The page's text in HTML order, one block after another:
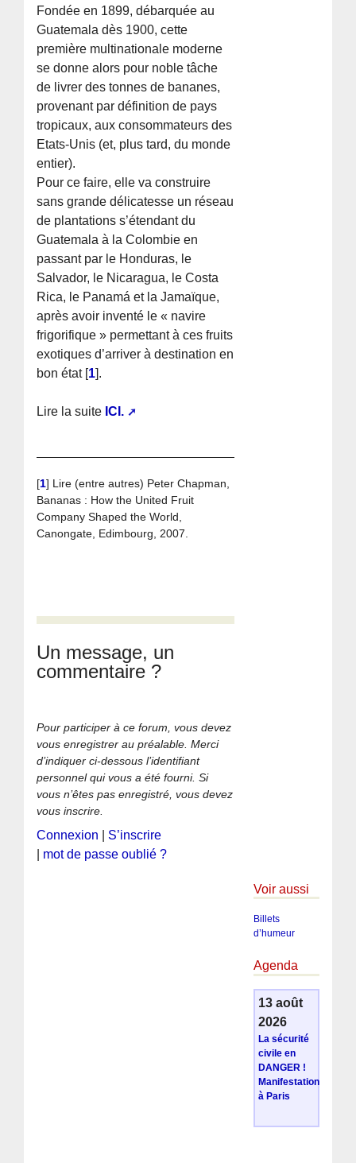
Fondée en 1899, débarquée au
Guatemala dès 1900, cette
première multinationale moderne
se donne alors pour noble tâche
de livrer des tonnes de bananes,
provenant par définition de pays
tropicaux, aux consommateurs des
Etats-Unis (et, plus tard, du monde
entier).
Pour ce faire, elle va construire
sans grande délicatesse un réseau
de plantations s’étendant du
Guatemala à la Colombie en
passant par le Honduras, le
Salvador, le Nicaragua, le Costa
Rica, le Panamá et la Jamaïque,
après avoir inventé le « navire
frigorifique » permettant à ces fruits
exotiques d’arriver à destination en
bon état[1].
Lire la suite ICI.
[1] Lire (entre autres) Peter Chapman,
Bananas : How the United Fruit
Company Shaped the World,
Canongate, Edimbourg, 2007.
Un message, un
commentaire ?
Pour participer à ce forum, vous devez
vous enregistrer au préalable. Merci
d’indiquer ci-dessous l’identifiant
personnel qui vous a été fourni. Si
vous n’êtes pas enregistré, vous devez
vous inscrire.
Connexion
S’inscrire
mot de passe oublié ?
Voir aussi
Billets
d’humeur
Agenda
13 août
2026
La sécurité
civile en
DANGER !
Manifestation
à Paris